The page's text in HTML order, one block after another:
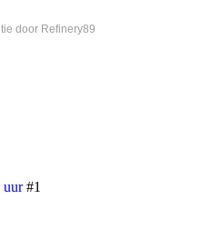
door Refinery89
uur #1